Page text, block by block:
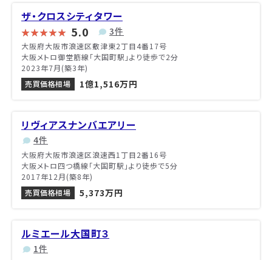
ザ・クロスシティタワー
5.0 3件
大阪府大阪市浪速区敷津東2丁目4番17号
大阪メトロ御堂筋線「大国町駅」より徒歩で2分
2023年7月(築3年)
売買価格相場
1億1,516万円
リヴィアスナンバエアリー
4件
大阪府大阪市浪速区浪速西1丁目2番16号
大阪メトロ四つ橋線「大国町駅」より徒歩で5分
2017年12月(築8年)
売買価格相場
5,373万円
ルミエール大国町３
1件